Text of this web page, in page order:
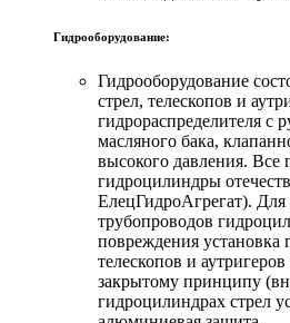
Гидрооборудование:
Гидрооборудование
стрел, телескопов и
гидрораспределителя с
масляного бака,
высокого давления. Все
гидроцилиндры
ЕлецГидроАгрегат).
трубопроводов
повреждения установка
телескопов и
закрытому принципу
гидроцилиндрах стрел